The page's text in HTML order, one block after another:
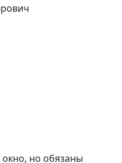
но обязаны